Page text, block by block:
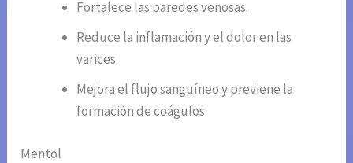
Fortalece las paredes venosas.
Reduce la inflamación y el dolor en las
varices.
Mejora el flujo sanguíneo y previene la
formación de coágulos.
Mentol